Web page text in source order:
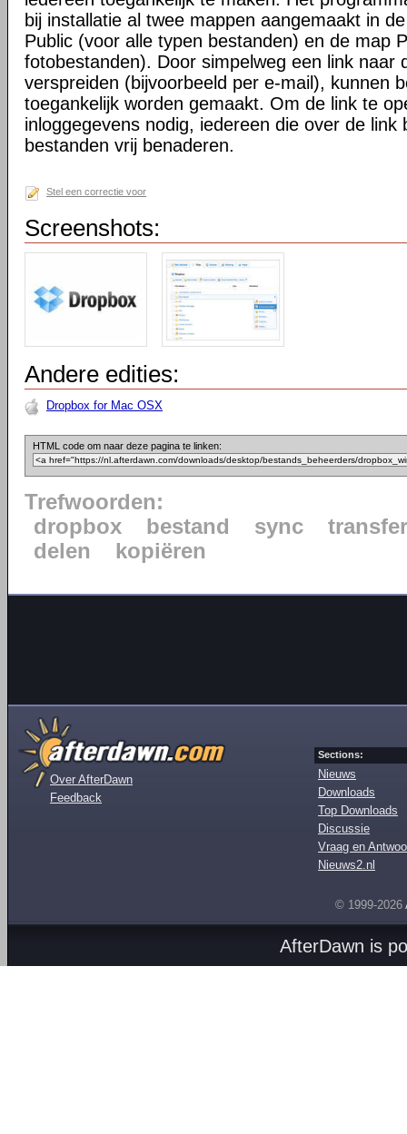
bij installatie al twee mappen aangemaakt in
Public (voor alle typen bestanden) en de map
fotobestanden). Door simpelweg een link naar
verspreiden (bijvoorbeeld per e-mail), kunnen
toegankelijk worden gemaakt. Om de link te
inloggegevens nodig, iedereen die over de link
bestanden vrij benaderen.
Stel een correctie voor
Screenshots:
Andere edities:
Dropbox for Mac OSX
HTML code om naar deze pagina te linken:
Trefwoorden:
dropbox
bestand sync
transfer
delen
kopiëren
Over AfterDawn
Feedback
Sections:
Nieuws
Downloads
Top Downloads
Discussie
Vraag en
Nieuws2.nl
© 1999-2026
AfterDawn is